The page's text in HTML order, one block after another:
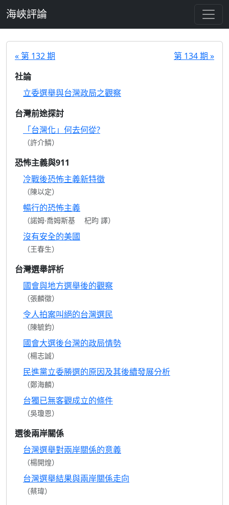
海峽評論
« 第 132 期
第 134 期 »
社論
立委選舉與台灣政局之觀察
台灣前途探討
「台灣化」何去何從?
（許介鱗）
恐怖主義與911
冷戰後恐怖主義新特徵
（陳以定）
暢行的恐怖主義
（諾姆‧喬姆斯基 杞昀 譯）
沒有安全的美國
（王春生）
台灣選舉評析
國會與地方選舉後的觀察
（張麟徵）
令人拍案叫絕的台灣選民
（陳毓鈞）
國會大選後台灣的政局情勢
（楊志誠）
民進黨立委勝選的原因及其後續發展分析
（鄭海麟）
台獨已無客觀成立的條件
（吳瓊恩）
選後兩岸關係
台灣選舉對兩岸關係的意義
（楊開煌）
台灣選舉結果與兩岸關係走向
（蔡瑋）